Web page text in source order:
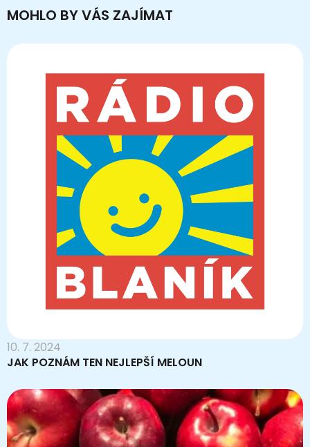
MOHLO BY VÁS ZAJÍMAT
10. 7. 2024
JAK POZNÁM TEN NEJLEPŠÍ MELOUN